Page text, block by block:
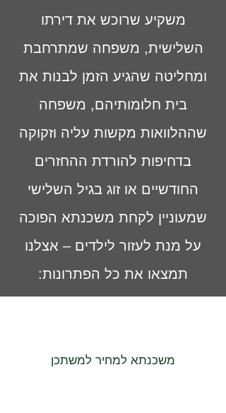
משקיע שרוכש את דירתו
השלישית, משפחה שמתרחבת
ומחליטה שהגיע הזמן לבנות את
בית חלומותיהם, משפחה
שההלוואות מקשות עליה וזקוקה
בדחיפות להורדת ההחזרים
החודשיים או זוג בגיל השלישי
שמעוניין לקחת משכנתא הפוכה
על מנת לעזור לילדים – אצלנו
תמצאו את כל הפתרונות:
משכנתא למחיר למשתכן